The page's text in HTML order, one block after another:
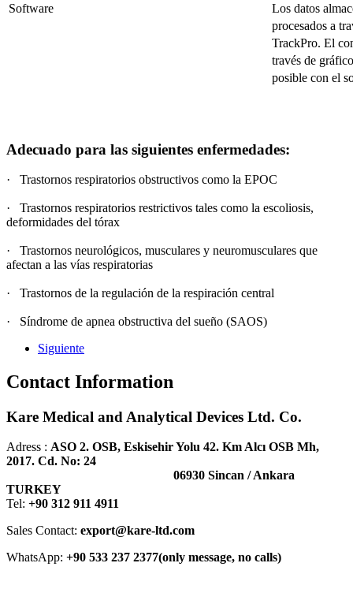
Software
Los datos
procesados a
TrackPro. El
través de
posible con el
Adecuado para las siguientes enfermedades:
· Trastornos respiratorios obstructivos como la EPOC
· Trastornos respiratorios restrictivos tales como la escoliosis,
deformidades del tórax
· Trastornos neurológicos, musculares y neuromusculares que
afectan a las vías respiratorias
· Trastornos de la regulación de la respiración central
· Síndrome de apnea obstructiva del sueño (SAOS)
Siguiente
Contact Information
Kare Medical and Analytical Devices Ltd. Co.
Adress : ASO 2. OSB, Eskisehir Yolu 42. Km Alcı OSB Mh,
2017. Cd. No: 24
06930 Sincan / Ankara
TURKEY
Tel: +90 312 911 4911
Sales Contact: export@kare-ltd.com
WhatsApp: +90 533 237 2377(only message, no calls)